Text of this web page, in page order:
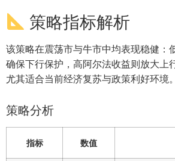
策略指标解析
该策略在震荡市与牛市中均表现稳健：
确保下行保护，高阿尔法收益则放大上
尤其适合当前经济复苏与政策利好环境。
策略分析
指标 数值